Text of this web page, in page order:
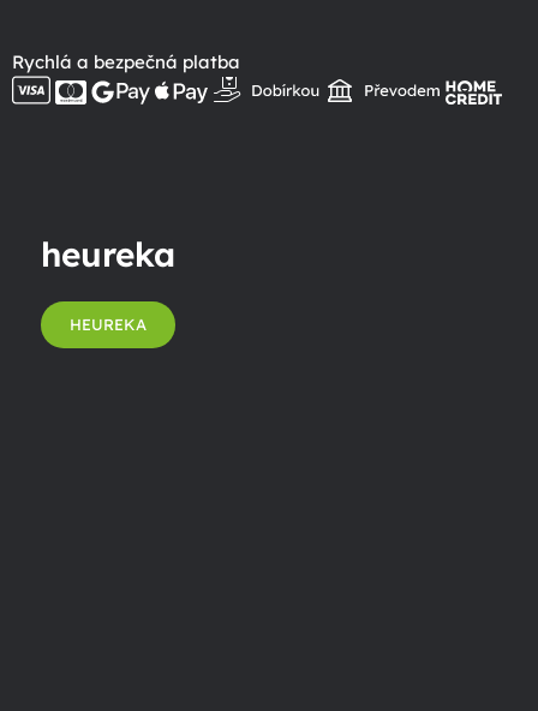
Rychlá a bezpečná platba
heureka
HEUREKA